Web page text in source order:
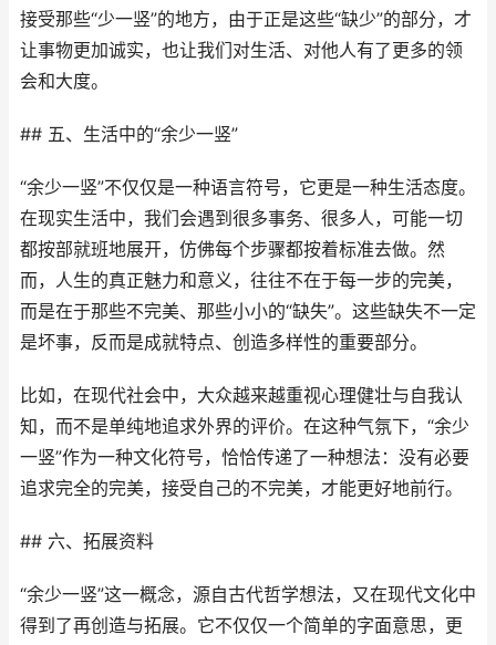
接受那些“少一竖”的地方，由于正是这些“缺少”的部分，才
让事物更加诚实，也让我们对生活、对他人有了更多的领
会和大度。
## 五、生活中的“余少一竖”
“余少一竖”不仅仅是一种语言符号，它更是一种生活态度。
在现实生活中，我们会遇到很多事务、很多人，可能一切
都按部就班地展开，仿佛每个步骤都按着标准去做。然
而，人生的真正魅力和意义，往往不在于每一步的完美，
而是在于那些不完美、那些小小的“缺失”。这些缺失不一定
是坏事，反而是成就特点、创造多样性的重要部分。
比如，在现代社会中，大众越来越重视心理健壮与自我认
知，而不是单纯地追求外界的评价。在这种气氛下，“余少
一竖”作为一种文化符号，恰恰传递了一种想法：没有必要
追求完全的完美，接受自己的不完美，才能更好地前行。
## 六、拓展资料
“余少一竖”这一概念，源自古代哲学想法，又在现代文化中
得到了再创造与拓展。它不仅仅一个简单的字面意思，更